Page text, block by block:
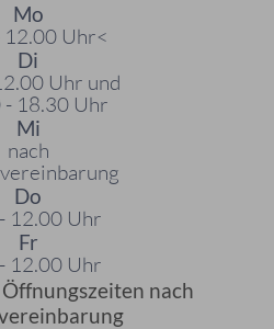
Mo
12.00 Uhr<
Di
Uhr und
- 18.30 Uhr
Mi
nach
Do
12.00 Uhr
Fr
12.00 Uhr
nach